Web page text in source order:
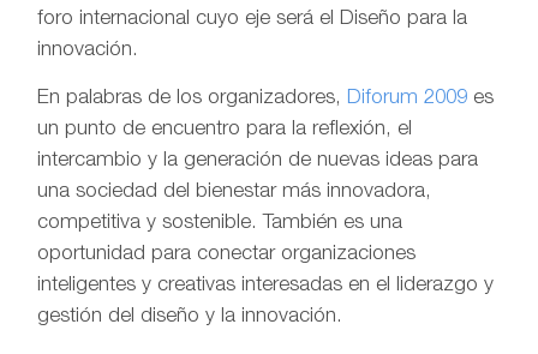
foro internacional cuyo eje será el Diseño para la
innovación.
En palabras de los organizadores, Diforum 2009 es
un punto de encuentro para la reflexión, el
intercambio y la generación de nuevas ideas para
una sociedad del bienestar más innovadora,
competitiva y sostenible. También es una
oportunidad para conectar organizaciones
inteligentes y creativas interesadas en el liderazgo y
gestión del diseño y la innovación.